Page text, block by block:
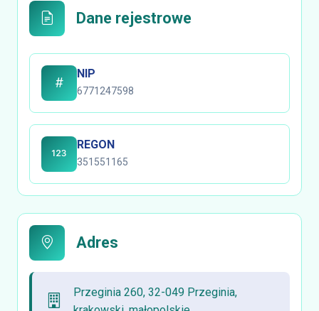
Dane rejestrowe
NIP
6771247598
REGON
351551165
Adres
Przeginia 260, 32-049 Przeginia,